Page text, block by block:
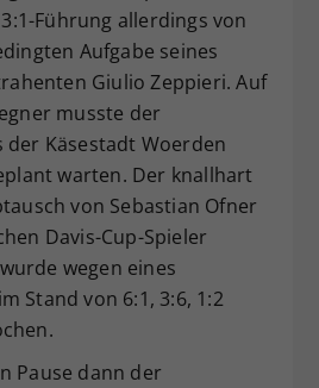
Führung allerdings von
Aufgabe seines
Giulio Zeppieri. Auf
musste der
der Käsestadt Woerden
warten. Der knallhart
von Sebastian Ofner
Davis-Cup-Spieler
wegen eines
Stand von 6:1, 3:6, 1:2
Pause dann der